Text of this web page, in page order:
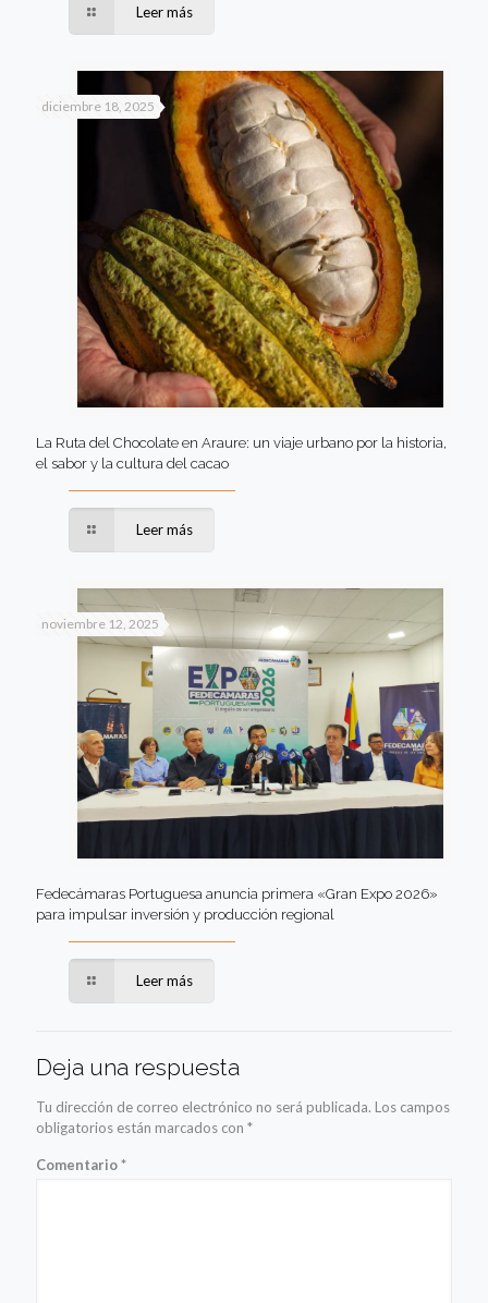
Leer más
diciembre 18, 2025
La Ruta del Chocolate en Araure: un viaje urbano por la historia,
el sabor y la cultura del cacao
Leer más
noviembre 12, 2025
Fedecámaras Portuguesa anuncia primera «Gran Expo 2026»
para impulsar inversión y producción regional
Leer más
Deja una respuesta
Tu dirección de correo electrónico no será publicada. Los campos
obligatorios están marcados con *
Comentario*